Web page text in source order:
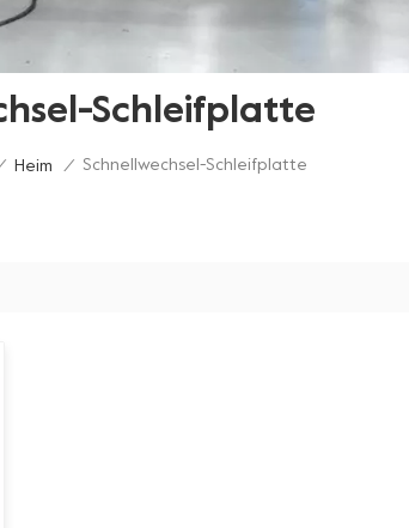
Schleifplatte
Heim / Schnellwechsel-Schleifplatte